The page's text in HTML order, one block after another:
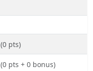
(0 pts)
(0 pts + 0 bonus)